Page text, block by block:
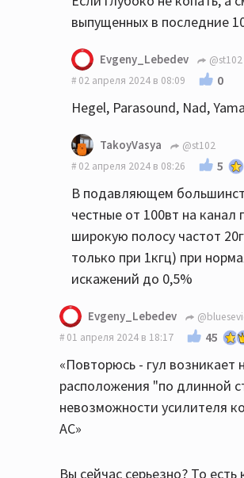
выпущенных в последние
Evgeny_Lebedev
@st102
02 апреля 2024 в 08:09
0
Hegel, Parasound, Nad,
TakoyVasya
@st102
02 апреля 2024 в 08:26
5
В подавляющем
честные от 100вт на канал
широкую полосу частот
только при 1кгц) при
искажений до 0,5%
Evgeny_Lebedev
01 апреля 2024 в 18:17
45
«Повторюсь - гул возникает
расположения "по длинной
невозможности усилителя
АС»
Вы сейчас серьезно? То